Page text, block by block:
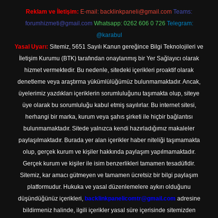
Reklam ve İletişim: E-mail: backlinkpaneli@gmail.com Teams:
forumhizmeti@gmail.com Whatsapp: 0262 606 0 726 Telegram:
@karabul
Yasal Uyarı: Sitemiz, 5651 Sayılı Kanun gereğince Bilgi Teknolojileri ve
İletişim Kurumu (BTK) tarafından onaylanmış bir Yer Sağlayıcı olarak
hizmet vermektedir. Bu nedenle, sitedeki içerikleri proaktif olarak
denetleme veya araştırma yükümlülüğümüz bulunmamaktadır. Ancak,
üyelerimiz yazdıkları içeriklerin sorumluluğunu taşımakta olup, siteye
üye olarak bu sorumluluğu kabul etmiş sayılırlar. Bu internet sitesi,
herhangi bir marka, kurum veya şahıs şirketi ile hiçbir bağlantısı
bulunmamaktadır. Sitede yalnızca kendi hazırladığımız makaleler
paylaşılmaktadır. Burada yer alan içerikler haber niteliği taşımamakta
olup, gerçek kurum ve kişiler hakkında paylaşım yapılmamaktadır.
Gerçek kurum ve kişiler ile isim benzerlikleri tamamen tesadüfidir.
Sitemiz, kar amacı gütmeyen ve tamamen ücretsiz bir bilgi paylaşım
platformudur. Hukuka ve yasal düzenlemelere aykırı olduğunu
düşündüğünüz içerikleri, backlinkpanelicomtr@gmail.com adresine
bildirmeniz halinde, ilgili içerikler yasal süre içerisinde sitemizden